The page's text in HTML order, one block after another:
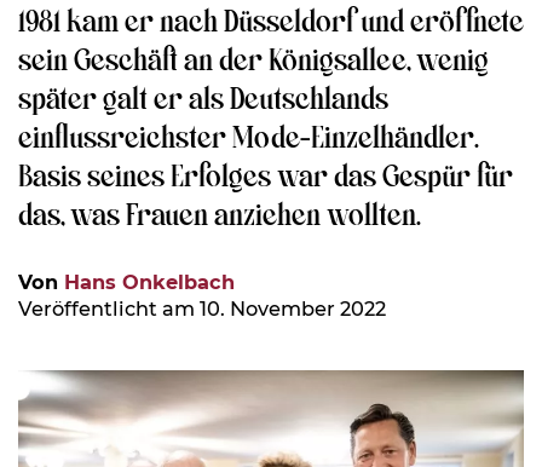
1981 kam er nach Düsseldorf und eröffnete
sein Geschäft an der Königsallee, wenig
später galt er als Deutschlands
einflussreichster Mode-Einzelhändler.
Basis seines Erfolges war das Gespür für
das, was Frauen anziehen wollten.
Von Hans Onkelbach
Veröffentlicht am 10. November 2022